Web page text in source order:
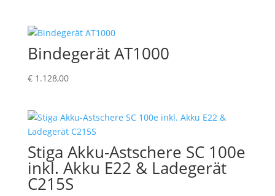
Bindegerät AT1000
€1.128,00
Stiga Akku-Astschere SC 100e
inkl. Akku E22 & Ladegerät
C215S